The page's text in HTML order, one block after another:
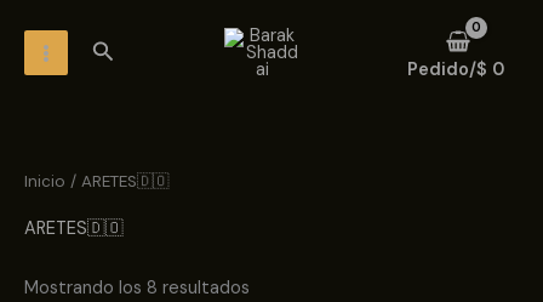
contenidoMENU
Buscar
Pedido/$ 0
Inicio / ARETES🇩🇴
ARETES🇩🇴
Mostrando los 8 resultados